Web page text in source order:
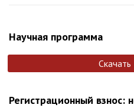
Научная программа
Скачать
Регистрационный взнос: